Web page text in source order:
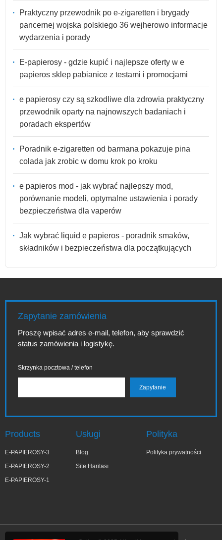
Praktyczny przewodnik po e-zigaretten i brygady
pancernej wojska polskiego 36 wejherowo informacje
wydarzenia i porady
E-papierosy - gdzie kupić i najlepsze oferty w e
papieros sklep pabianice z testami i promocjami
e papierosy czy są szkodliwe dla zdrowia praktyczny
przewodnik oparty na najnowszych badaniach i
poradach ekspertów
Poradnik e-zigaretten od barmana pokazuje pina
colada jak zrobic w domu krok po kroku
e papieros mod - jak wybrać najlepszy mod,
porównanie modeli, optymalne ustawienia i porady
bezpieczeństwa dla vaperów
Jak wybrać liquid e papieros - poradnik smaków,
składników i bezpieczeństwa dla początkujących
Zapytanie zamówienia
Proszę wpisać adres e-mail, telefon, aby sprawdzić
status zamówienia i logistykę.
Skrzynka pocztowa / telefon
Products
E-PAPIEROSY-3
E-PAPIEROSY-2
E-PAPIEROSY-1
Usługi
Blog
Site Haritası
Polityka
Polityka prywatności